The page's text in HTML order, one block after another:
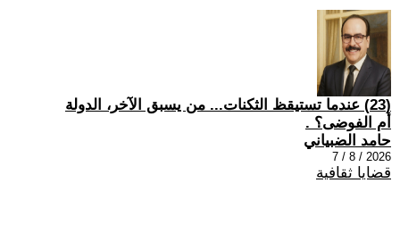
(23) عندما تستيقظ الثكنات... من يسبق الآخر، الدولة
أم الفوضى؟ .
حامد الضبياني
2026 / 8 / 7
قضايا ثقافية